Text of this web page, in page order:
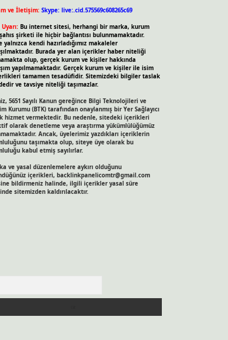
ve İletişim: Skype: live:.cid.575569c608265c69
Bu internet sitesi, herhangi bir marka, kurum
şirketi ile hiçbir bağlantısı bulunmamaktadır.
yalnızca kendi hazırladığımız makaleler
Burada yer alan içerikler haber niteliği
olup, gerçek kurum ve kişiler hakkında
yapılmamaktadır. Gerçek kurum ve kişiler ile isim
tamamen tesadüfidir. Sitemizdeki bilgiler taslak
ve tavsiye niteliği taşımazlar.
5651 Sayılı Kanun gereğince Bilgi Teknolojileri ve
Kurumu (BTK) tarafından onaylanmış bir Yer Sağlayıcı
hizmet vermektedir. Bu nedenle, sitedeki içerikleri
olarak denetleme veya araştırma yükümlülüğümüz
Ancak, üyelerimiz yazdıkları içeriklerin
taşımakta olup, siteye üye olarak bu
kabul etmiş sayılırlar.
ve yasal düzenlemelere aykırı olduğunu
içerikleri, backlinkpanelicomtr@gmail.com
bildirmeniz halinde, ilgili içerikler yasal süre
sitemizden kaldırılacaktır.